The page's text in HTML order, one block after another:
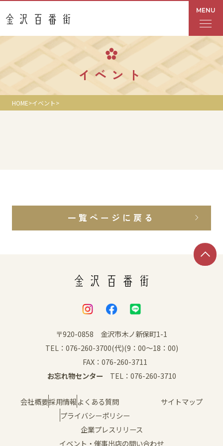
MENU
フロアガイド
あんと
Rinto
ショップニュース
アクセス・パーキング
スタッフ募集
百番街くらぶ
イベント
HOME イベント
一覧ページに戻る
〒920-0858 金沢市木ノ新保町1-1
TEL：076-260-3700(代)(9：00～18：00)
FAX：076-260-3711
お忘れ物センター TEL：076-260-3710
会社概要採用情報よくある質問
サイトマップ
プライバシーポリシー
企業プレスリリース
イベント・催事出店の問い合わせ